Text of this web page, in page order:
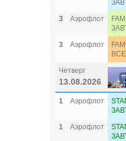
3
Аэрофлот
3
Аэрофлот
Четверг
13.08.2026
1 Аэрофлот
1
Аэрофлот